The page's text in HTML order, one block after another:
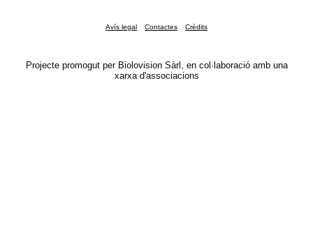
Avís legal Contactes Crèdits
Projecte promogut per Biolovision Sàrl, en col·laboració amb una
xarxa d'associacions